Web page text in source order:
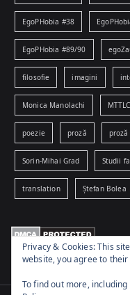
EgoPHobia #38
EgoPHobia #89/90
filosofie imagini
Monica Manolachi MTTLC
poezie proză
Sorin-Mihai Grad Studii
translation Ștefan Bolea
Privacy & Cookies: This
website, you agree to their
To find out more,